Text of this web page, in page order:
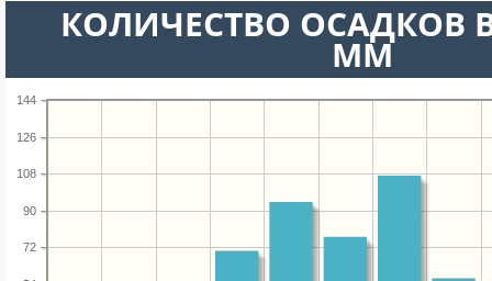
КОЛИЧЕСТВО ОСАДКОВ
ММ
72
90
108
126
144